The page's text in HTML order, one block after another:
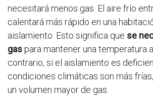
necesitará menos gas. El aire frío
calentará más rápido en una
aislamiento. Esto significa que se
gaspara mantener una temperatura
contrario, si el aislamiento es
condiciones climáticas son más
un volumen mayor de gas.